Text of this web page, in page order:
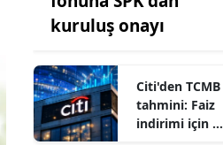
kuruluş onayı
Citi'den TCMB
tahmini: Faiz
indirimi için yıl